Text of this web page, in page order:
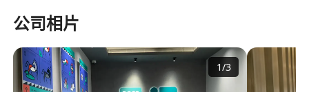
公司相片
1/3